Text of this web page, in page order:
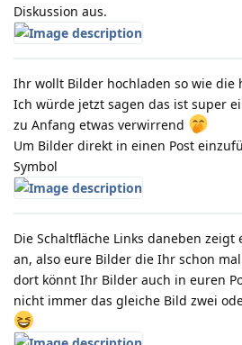
Diskussion aus.
Ihr wollt Bilder hochladen so wie die
Ich würde jetzt sagen das ist super
zu Anfang etwas verwirrend
Um Bilder direkt in einen Post
Symbol
Die Schaltfläche Links daneben zeigt
an, also eure Bilder die Ihr schon
dort könnt Ihr Bilder auch in euren
nicht immer das gleiche Bild zwei